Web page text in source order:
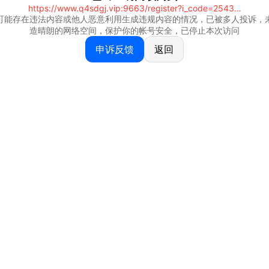
https://www.q4sdgj.vip:9663/register?i_code=25430844
能存在违法内容或他人恶意利用生成违规内容的情况，已被多人投诉，
造晴朗的网络空间，保护你的帐号安全，已停止本次访问
申诉反馈 返回